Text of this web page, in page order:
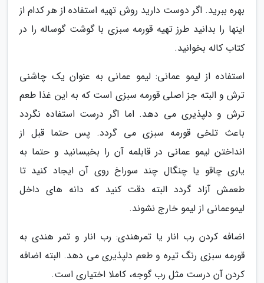
بهره ببرید. اگر دوست دارید روش تهیه استفاده از هر کدام از
اینها را بدانید طرز تهیه قورمه سبزی با گوشت گوساله را در
کتاب کاله بخوانید.
استفاده از لیمو عمانی: لیمو عمانی به عنوان یک چاشنی
ترش و البته جز اصلی قورمه سبزی است که به این غذا طعم
ترش و دلپذیری می دهد. اما اگر درست استفاده نگردد
باعث تلخی قورمه سبزی می گردد. پس حتما قبل از
انداختن لیمو عمانی در قابلمه آن را بخیسانید و حتما به
یاری چاقو یا چنگال چند سوراخ روی آن ایجاد کنید تا
طعمش آزاد گردد البته دقت کنید که دانه های داخل
لیموعمانی از لیمو خارج نشوند.
اضافه کردن رب انار یا تمرهندی: رب انار و تمر هندی به
قورمه سبزی رنگ تیره و طعم دلپذیری می دهد. البته اضافه
کردن آن درست مثل رب گوجه، کاملا اختیاری است.